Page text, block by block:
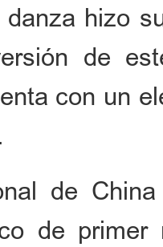
hizo
de
con un
de
de